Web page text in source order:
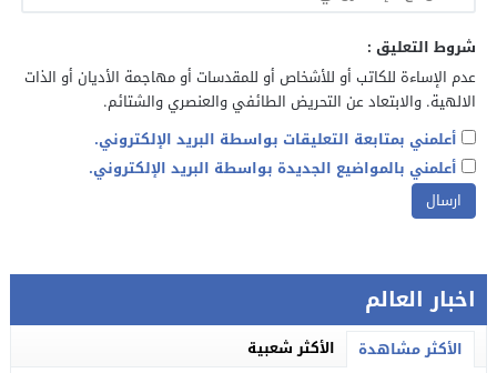
شروط التعليق :
عدم الإساءة للكاتب أو للأشخاص أو للمقدسات أو مهاجمة الأديان أو الذات
الالهية. والابتعاد عن التحريض الطائفي والعنصري والشتائم.
أعلمني بمتابعة التعليقات بواسطة البريد الإلكتروني.
أعلمني بالمواضيع الجديدة بواسطة البريد الإلكتروني.
اخبار العالم
الأكثر مشاهدة الأكثر شعبية